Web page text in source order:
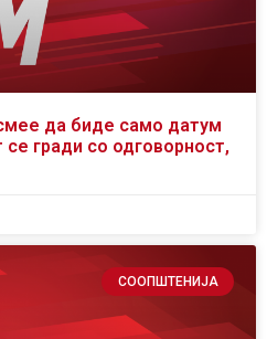
да биде само датум
гради со одговорност,
СООПШТЕНИЈА